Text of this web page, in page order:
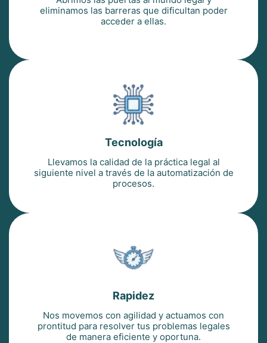
eliminamos las barreras que dificultan poder
acceder a ellas.
Tecnología
Llevamos la calidad de la práctica legal al
siguiente nivel a través de la automatización de
procesos.
Rapidez
Nos movemos con agilidad y actuamos con
prontitud para resolver tus problemas legales
de manera eficiente y oportuna.